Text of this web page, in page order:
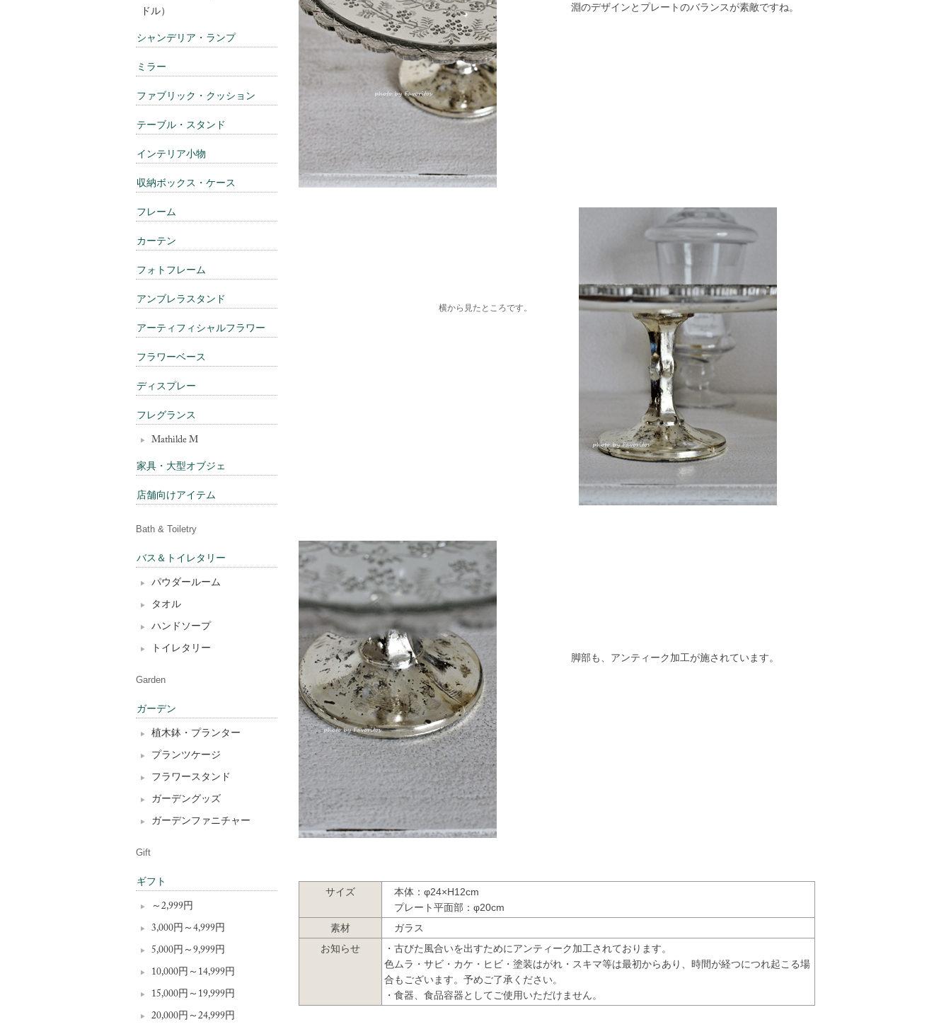
淵のデザインとプレートのバランスが素敵ですね。
横から見たところです。
脚部も、アンティーク加工が施されています。
サイズ
本体：φ24×H12cm
プレート平面部：φ20cm
素材
ガラス
お知らせ
・古びた風合いを出すためにアンティーク加工されております。
色ムラ・サビ・カケ・ヒビ・塗装はがれ・スキマ等は最初からあり、時間が経つにつれ起こる場
合もございます。予めご了承ください。
・食器、食品容器としてご使用いただけません。
ドル）
シャンデリア・ランプ
ミラー
ファブリック・クッション
テーブル・スタンド
インテリア小物
収納ボックス・ケース
フレーム
カーテン
フォトフレーム
アンブレラスタンド
アーティフィシャルフラワー
フラワーベース
ディスプレー
フレグランス
Mathilde M
家具・大型オブジェ
店舗向けアイテム
Bath & Toiletry
バス＆トイレタリー
パウダールーム
タオル
ハンドソープ
トイレタリー
Garden
ガーデン
植木鉢・プランター
プランツケージ
フラワースタンド
ガーデングッズ
ガーデンファニチャー
Gift
ギフト
～2,999円
3,000円～4,999円
5,000円～9,999円
10,000円～14,999円
15,000円～19,999円
20,000円～24,999円